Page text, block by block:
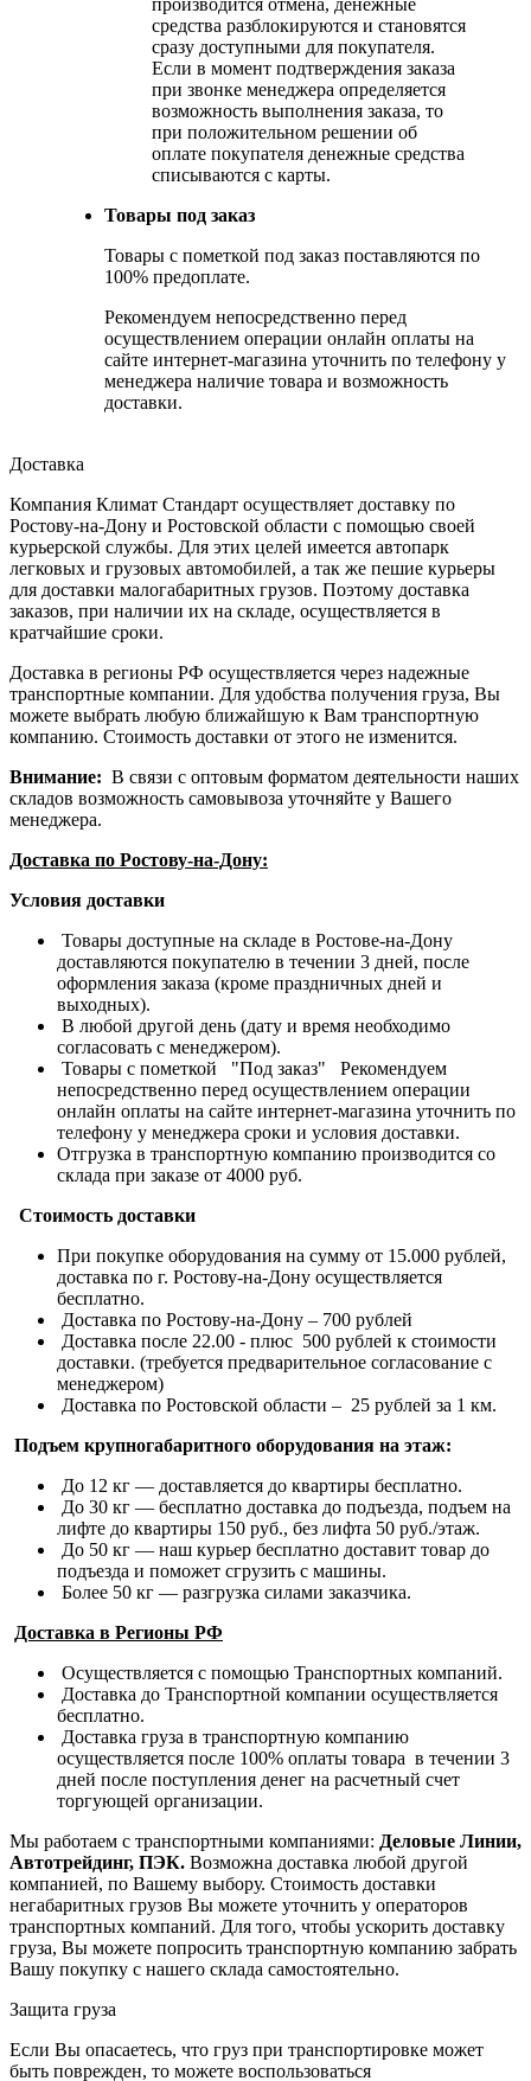
средства разблокируются и становятся
сразу доступными для покупателя.
Если в момент подтверждения заказа
при звонке менеджера определяется
возможность выполнения заказа, то
при положительном решении об
оплате покупателя денежные средства
списываются с карты.
Товары под заказ
Товары с пометкой под заказ поставляются по
100% предоплате.
Рекомендуем непосредственно перед
осуществлением операции онлайн оплаты на
сайте интернет-магазина уточнить по телефону у
менеджера наличие товара и возможность
доставки.
Доставка
Компания Климат Стандарт осуществляет доставку по
Ростову-на-Дону и Ростовской области с помощью своей
курьерской службы. Для этих целей имеется автопарк
легковых и грузовых автомобилей, а так же пешие курьеры
для доставки малогабаритных грузов. Поэтому доставка
заказов, при наличии их на складе, осуществляется в
кратчайшие сроки.
Доставка в регионы РФ осуществляется через надежные
транспортные компании. Для удобства получения груза, Вы
можете выбрать любую ближайшую к Вам транспортную
компанию. Стоимость доставки от этого не изменится.
Внимание: В связи с оптовым форматом деятельности наших
складов возможность самовывоза уточняйте у Вашего
менеджера.
Доставка по Ростову-на-Дону:
Условия доставки
Товары доступные на складе в Ростове-на-Дону
доставляются покупателю в течении 3 дней, после
оформления заказа (кроме праздничных дней и
выходных).
В любой другой день (дату и время необходимо
согласовать с менеджером).
Товары с пометкой "Под заказ" Рекомендуем
непосредственно перед осуществлением операции
онлайн оплаты на сайте интернет-магазина уточнить по
телефону у менеджера сроки и условия доставки.
Отгрузка в транспортную компанию производится со
склада при заказе от 4000 руб.
Стоимость доставки
При покупке оборудования на сумму от 15.000 рублей,
доставка по г. Ростову-на-Дону осуществляется
бесплатно.
Доставка по Ростову-на-Дону – 700 рублей
Доставка после 22.00 - плюс 500 рублей к стоимости
доставки. (требуется предварительное согласование с
менеджером)
Доставка по Ростовской области – 25 рублей за 1 км.
Подъем крупногабаритного оборудования на этаж:
До 12 кг — доставляется до квартиры бесплатно.
До 30 кг — бесплатно доставка до подъезда, подъем на
лифте до квартиры 150 руб., без лифта 50 руб./этаж.
До 50 кг — наш курьер бесплатно доставит товар до
подъезда и поможет сгрузить с машины.
Более 50 кг — разгрузка силами заказчика.
Доставка в Регионы РФ
Осуществляется с помощью Транспортных компаний.
Доставка до Транспортной компании осуществляется
бесплатно.
Доставка груза в транспортную компанию
осуществляется после 100% оплаты товара в течении 3
дней после поступления денег на расчетный счет
торгующей организации.
Мы работаем с транспортными компаниями: Деловые Линии,
Автотрейдинг, ПЭК. Возможна доставка любой другой
компанией, по Вашему выбору. Стоимость доставки
негабаритных грузов Вы можете уточнить у операторов
транспортных компаний. Для того, чтобы ускорить доставку
груза, Вы можете попросить транспортную компанию забрать
Вашу покупку с нашего склада самостоятельно.
Защита груза
Если Вы опасаетесь, что груз при транспортировке может
быть поврежден, то можете воспользоваться